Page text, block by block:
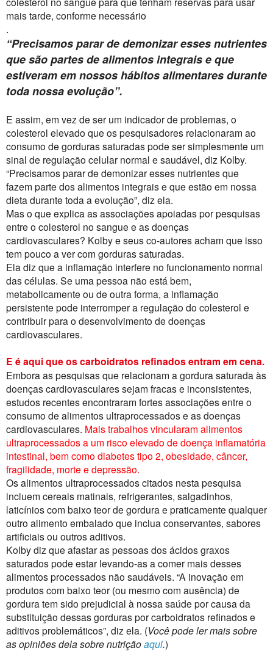
mais tarde, conforme necessário
.
“Precisamos parar de demonizar esses nutrientes
que são partes de alimentos integrais e que
estiveram em nossos hábitos alimentares durante
toda nossa evolução”.
E assim, em vez de ser um indicador de problemas, o
colesterol elevado que os pesquisadores relacionaram ao
consumo de gorduras saturadas pode ser simplesmente um
sinal de regulação celular normal e saudável, diz Kolby.
“Precisamos parar de demonizar esses nutrientes que
fazem parte dos alimentos integrais e que estão em nossa
dieta durante toda a evolução”, diz ela.
Mas o que explica as associações apoiadas por pesquisas
entre o colesterol no sangue e as doenças
cardiovasculares? Kolby e seus co-autores acham que isso
tem pouco a ver com gorduras saturadas.
Ela diz que a inflamação interfere no funcionamento normal
das células. Se uma pessoa não está bem,
metabolicamente ou de outra forma, a inflamação
persistente pode interromper a regulação do colesterol e
contribuir para o desenvolvimento de doenças
cardiovasculares.
E é aqui que os carboidratos refinados entram em cena.
Embora as pesquisas que relacionam a gordura saturada às
doenças cardiovasculares sejam fracas e inconsistentes,
estudos recentes encontraram fortes associações entre o
consumo de alimentos ultraprocessados ​​e as doenças
cardiovasculares. Mais trabalhos vincularam alimentos
ultraprocessados ​​a um risco elevado de doença inflamatória
intestinal, bem como diabetes tipo 2, obesidade, câncer,
fragilidade, morte e depressão.
Os alimentos ultraprocessados ​​citados nesta pesquisa
incluem cereais matinais, refrigerantes, salgadinhos,
laticínios com baixo teor de gordura e praticamente qualquer
outro alimento embalado que inclua conservantes, sabores
artificiais ou outros aditivos.
Kolby diz que afastar as pessoas dos ácidos graxos
saturados pode estar levando-as a comer mais desses
alimentos processados ​​não saudáveis. “A inovação em
produtos com baixo teor (ou mesmo com ausência) de
gordura tem sido prejudicial à nossa saúde por causa da
substituição dessas gorduras por carboidratos refinados e
aditivos problemáticos”, diz ela. (Você pode ler mais sobre
as opiniões dela sobre nutriçãoaqui.)